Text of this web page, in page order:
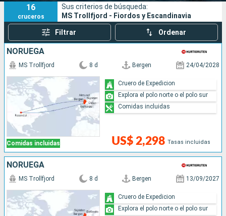
Buscar
16
cruceros
Sus criterios de búsqueda:
MS Trollfjord - Fiordos y Escandinavia
Filtrar Ordenar
NORUEGA
Comidas incluidas
MS Trollfjord 8 d Bergen 24/04/2028
US$ 2,298 Tasas incluidas
Cruero de Expedicion
Explora el polo norte o el polo sur
Comidas incluidas
NORUEGA
MS Trollfjord 8 d Bergen 13/09/2027
Cruero de Expedicion
Explora el polo norte o el polo sur